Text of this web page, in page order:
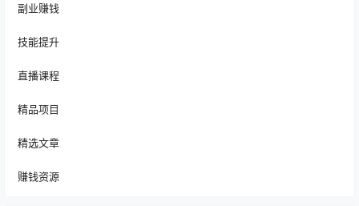
副业赚钱
技能提升
直播课程
精品项目
精选文章
赚钱资源